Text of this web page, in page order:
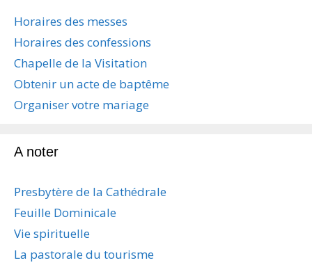
i
o
n
e
s
t
l
e
s
Horaires des messes
Horaires des confessions
Chapelle de la Visitation
Obtenir un acte de baptême
Organiser votre mariage
A noter
Presbytère de la Cathédrale
Feuille Dominicale
Vie spirituelle
La pastorale du tourisme